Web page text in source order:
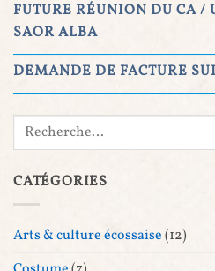
FUTURE RÉUNION DU CA /
SAOR ALBA
DEMANDE DE FACTURE
CATÉGORIES
Arts & culture écossaise(12)